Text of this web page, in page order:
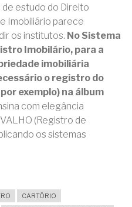
estudo do Direito
Imobiliário parece
os institutos. No Sistema
Imobilário, para a
imobiliária
o registro do
exemplo) na álbum
com elegância
(Registro de
os sistemas
CARTÓRIO